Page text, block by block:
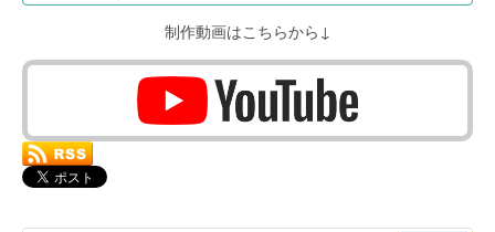
制作動画はこちらから↓